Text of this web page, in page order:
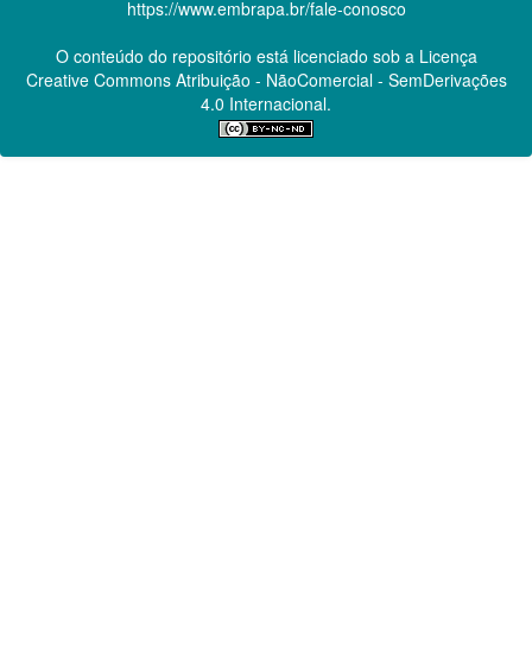
https://www.embrapa.br/fale-conosco
O conteúdo do repositório está licenciado sob a Licença
Creative CommonsAtribuição - NãoComercial - SemDerivações
4.0 Internacional.